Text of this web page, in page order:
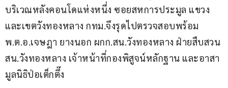
บริเวณหลังคอนโดแห่งหนึ่ง ซอยสหการประมูล แขวง
และเขตวังทองหลาง กทม.จึงรุดไปตรวจสอบพร้อม
พ.ต.อ.เจษฎา ยางนอก ผกก.สน.วังทองหลาง ฝ่ายสืบสวน
สน.วังทองหลาง เจ้าหน้าที่กองพิสูจน์หลักฐาน และอาสา
มูลนิธิป่อเต็กตึ๊ง